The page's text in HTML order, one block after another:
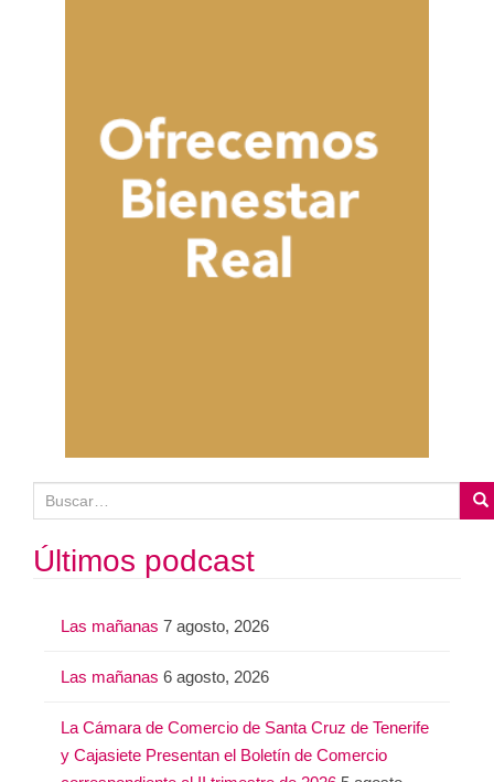
u
s
c
Últimos podcast
Las mañanas 7 agosto, 2026
Las mañanas 6 agosto, 2026
La Cámara de Comercio de Santa Cruz de Tenerife
y Cajasiete Presentan el Boletín de Comercio